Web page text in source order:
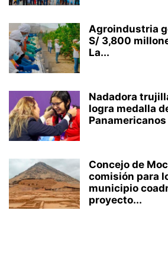
Agroindustria
S/ 3,800
La...
Nadadora
logra medalla
Concejo de
comisión para
municipio
proyecto...